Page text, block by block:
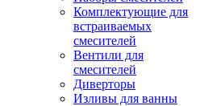
Комплектующие для
встраиваемых
смесителей
Вентили для
смесителей
Диверторы
Изливы для ванны